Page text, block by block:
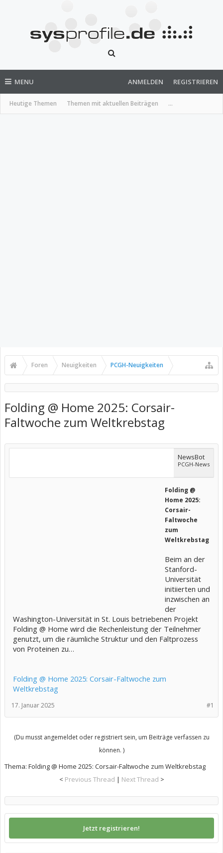
MENU
Heutige Themen Themen mit aktuellen Beiträgen ...
ANMELDEN REGISTRIEREN
Foren Neuigkeiten PCGH-Neuigkeiten
Folding @ Home 2025: Corsair-
Faltwoche zum Weltkrebstag
NewsBot
PCGH-News
Folding @
Home 2025:
Corsair-
Faltwoche
zum
Weltkrebstag
Beim an der
Stanford-
Universität
initiierten und
inzwischen an
der
Washington-Universität in St. Louis betriebenen Projekt
Folding @ Home wird die Rechenleistung der Teilnehmer
genutzt, um die räumliche Struktur und den Faltprozess
von Proteinen zu…
Folding @ Home 2025: Corsair-Faltwoche zum
Weltkrebstag
#1
17. Januar 2025
(Du musst angemeldet oder registriert sein, um Beiträge verfassen zu
können. )
Thema: Folding @ Home 2025: Corsair-Faltwoche zum Weltkrebstag
< Previous Thread | Next Thread >
Jetzt registrieren!